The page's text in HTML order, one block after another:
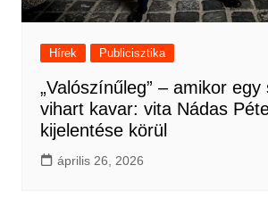
Hírek Publicisztika
„Valószínűleg” – amikor egy
vihart kavar: vita Nádas
kijelentése körül
április 26, 2026